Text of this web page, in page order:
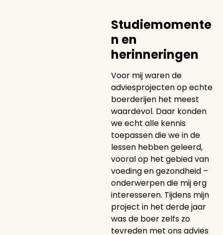
Studiemomente
n en
herinneringen
Voor mij waren de
adviesprojecten op echte
boerderijen het meest
waardevol. Daar konden
we echt alle kennis
toepassen die we in de
lessen hebben geleerd,
vooral op het gebied van
voeding en gezondheid –
onderwerpen die mij erg
interesseren. Tijdens mijn
project in het derde jaar
was de boer zelfs zo
tevreden met ons advies